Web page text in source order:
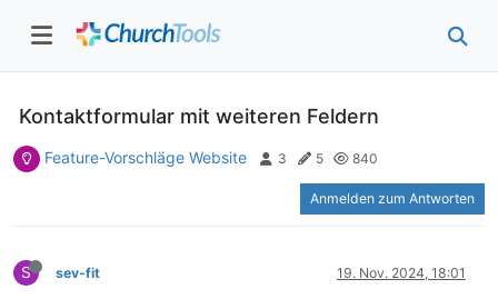
Kontaktformular mit weiteren Feldern
Feature-Vorschläge Website 3 5 840
Anmelden zum Antworten
S sev-fit 19. Nov. 2024, 18:01